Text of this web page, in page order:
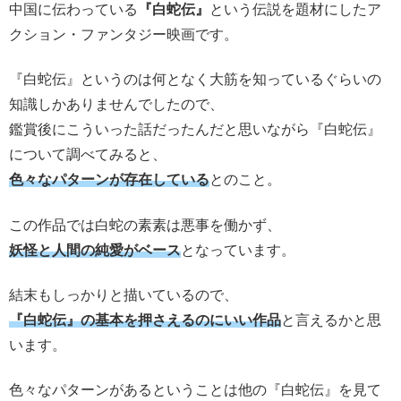
中国に伝わっている 『白蛇伝』
という伝説を題材にしたア
クション・ファンタジー映画です。
『白蛇伝』というのは何となく大筋を知っているぐらいの
知識しかありませんでしたので、
鑑賞後にこういった話だったんだと思いながら『白蛇伝』
について調べてみると、
色々なパターンが存在しているとのこと。
この作品では白蛇の素素は悪事を働かず、
妖怪と人間の純愛がベースとなっています。
結末もしっかりと描いているので、
『白蛇伝』の基本を押さえるのにいい作品と言えるかと思
います。
色々なパターンがあるということは他の『白蛇伝』を見て